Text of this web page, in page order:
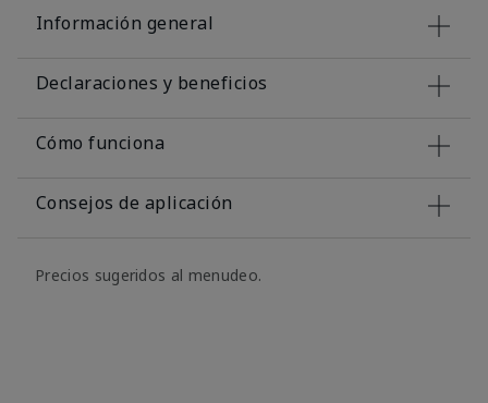
Información general
Declaraciones y beneficios
Cómo funciona
Consejos de aplicación
Precios sugeridos al menudeo.